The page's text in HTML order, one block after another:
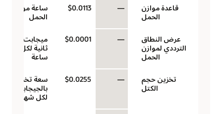
قاعدة موازن
الحمل
—
$0.0113
ساعة موازن
الحمل
عرض النطاق
الترددي لموازن
الحمل
—
$0.0001
ميجابت/
ثانية لكل
ساعة
تخزين حجم
الكتل
—
$0.0255
سعة تخزين
بالجيجابايت
لكل شهر